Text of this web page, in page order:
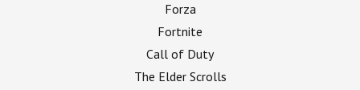
Forza
Fortnite
Call of Duty
The Elder Scrolls